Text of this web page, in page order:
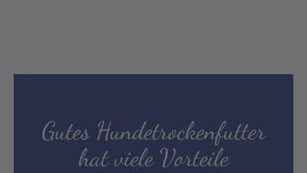
Gutes Hundetrockenfutter
hat viele Vorteile